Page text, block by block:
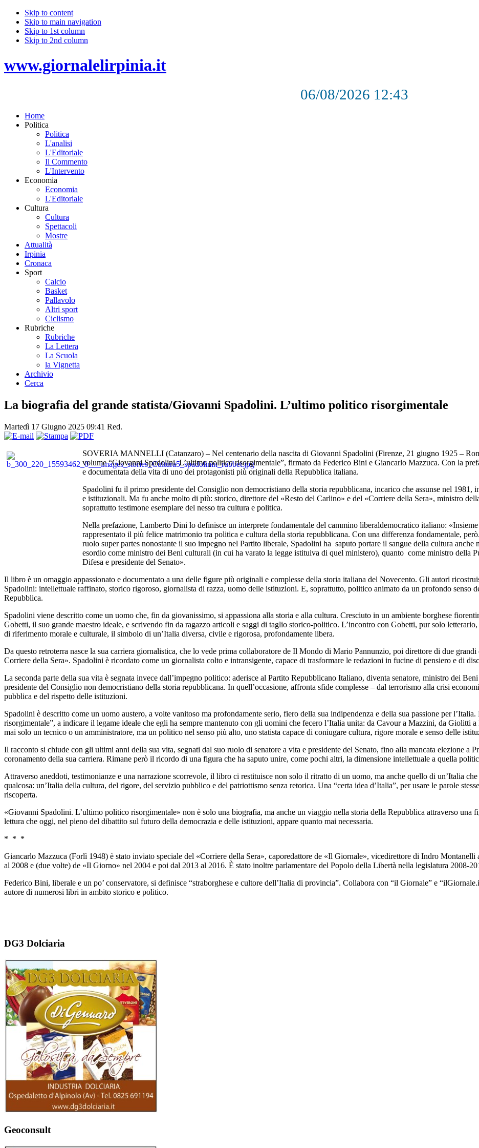
Skip to content
Skip to main navigation
Skip to 1st column
Skip to 2nd column
www.giornalelirpinia.it
06/08/2026 12:43
Home
Politica
Politica
L'analisi
L'Editoriale
Il Commento
L'Intervento
Economia
Economia
L'Editoriale
Cultura
Cultura
Spettacoli
Mostre
Attualità
Irpinia
Cronaca
Sport
Calcio
Basket
Pallavolo
Altri sport
Ciclismo
Rubriche
Rubriche
La Lettera
La Scuola
la Vignetta
Archivio
Cerca
La biografia del grande statista/Giovanni Spadolini. L’ultimo politico risorgimentale
Martedì 17 Giugno 2025 09:41 Red.
SOVERIA MANNELLI (Catanzaro) – Nel centenario della nascita di Giovanni Spadolini (Firenze, 21 giugno 1925 –
volume “Giovanni Spadolini. L’ultimo politico risorgimentale”, firmato da Federico Bini e Giancarlo Mazzuca. Con la
e documentata della vita di uno dei protagonisti più originali della Repubblica italiana.
Spadolini fu il primo presidente del Consiglio non democristiano della storia repubblicana, incarico che assunse nel 1981,
e istituzionali. Ma fu anche molto di più: storico, direttore del «Resto del Carlino» e del «Corriere della Sera», ministro
soprattutto testimone esemplare del nesso tra cultura e politica.
Nella prefazione, Lamberto Dini lo definisce un interprete fondamentale del cammino liberaldemocratico italiano:
rappresentato il più felice matrimonio tra politica e cultura della storia repubblicana. Con una differenza fondamentale,
ruolo super partes nonostante il suo impegno nel Partito liberale, Spadolini ha saputo portare il sangue della cultura
esordio come ministro dei Beni culturali (in cui ha varato la legge istituiva di quel ministero), quanto come ministro della
Difesa e presidente del Senato».
Il libro è un omaggio appassionato e documentato a una delle figure più originali e complesse della storia italiana del Novecento. Gli autori
Spadolini: intellettuale raffinato, storico rigoroso, giornalista di razza, uomo delle istituzioni. E, soprattutto, politico animato da un profondo senso
Repubblica.
Spadolini viene descritto come un uomo che, fin da giovanissimo, si appassiona alla storia e alla cultura. Cresciuto in un ambiente borghese
Gobetti, il suo grande maestro ideale, e scrivendo fin da ragazzo articoli e saggi di taglio storico-politico. L’incontro con Gobetti, pur solo
di riferimento morale e culturale, il simbolo di un’Italia diversa, civile e rigorosa, profondamente libera.
Da questo retroterra nasce la sua carriera giornalistica, che lo vede prima collaboratore de Il Mondo di Mario Pannunzio, poi direttore di due
Corriere della Sera». Spadolini è ricordato come un giornalista colto e intransigente, capace di trasformare le redazioni in fucine di pensiero e di
La seconda parte della sua vita è segnata invece dall’impegno politico: aderisce al Partito Repubblicano Italiano, diventa senatore, ministro dei
presidente del Consiglio non democristiano della storia repubblicana. In quell’occasione, affronta sfide complesse – dal terrorismo alla crisi
pubblica e del rispetto delle istituzioni.
Spadolini è descritto come un uomo austero, a volte vanitoso ma profondamente serio, fiero della sua indipendenza e della sua passione per
risorgimentale”, a indicare il legame ideale che egli ha sempre mantenuto con gli uomini che fecero l’Italia unita: da Cavour a Mazzini, da Giolitti
mai solo un tecnico o un amministratore, ma un politico nel senso più alto, uno statista capace di coniugare cultura, rigore morale e senso delle
Il racconto si chiude con gli ultimi anni della sua vita, segnati dal suo ruolo di senatore a vita e presidente del Senato, fino alla mancata elezione a
coronamento della sua carriera. Rimane però il ricordo di una figura che ha saputo unire, come pochi altri, la dimensione intellettuale a quella
Attraverso aneddoti, testimonianze e una narrazione scorrevole, il libro ci restituisce non solo il ritratto di un uomo, ma anche quello di un’Italia
qualcosa: un’Italia della cultura, del rigore, del servizio pubblico e del patriottismo senza retorica. Una “certa idea d’Italia”, per usare le parole
riscoperta.
«Giovanni Spadolini. L’ultimo politico risorgimentale» non è solo una biografia, ma anche un viaggio nella storia della Repubblica attraverso una
lettura che oggi, nel pieno del dibattito sul futuro della democrazia e delle istituzioni, appare quanto mai necessaria.
* * *
Giancarlo Mazzuca (Forlì 1948) è stato inviato speciale del «Corriere della Sera», caporedattore de «Il Giornale», vicedirettore di Indro
al 2008 e (due volte) de «Il Giorno» nel 2004 e poi dal 2013 al 2016. È stato inoltre parlamentare del Popolo della Libertà nella legislatura 2008-
Federico Bini, liberale e un po’ conservatore, si definisce “straborghese e cultore dell’Italia di provincia”. Collabora con “il Giornale” e
autore di numerosi libri in ambito storico e politico.
DG3 Dolciaria
Geoconsult